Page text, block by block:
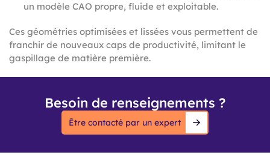
un modèle CAO propre, fluide et exploitable.
Ces géométries optimisées et lissées vous permettent de
franchir de nouveaux caps de productivité, limitant le
gaspillage de matière première.
Besoin de renseignements ?
Être contacté par un expert